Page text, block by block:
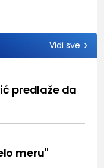
Vidi sve
predlaže da
meru"